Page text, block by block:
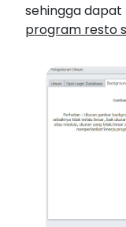
sehingga
program resto